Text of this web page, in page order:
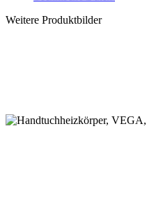
Weitere Produktbilder